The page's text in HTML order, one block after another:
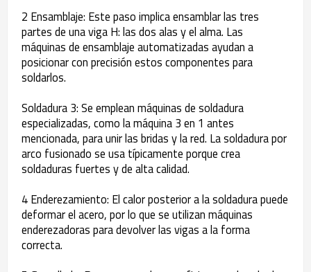
2 Ensamblaje: Este paso implica ensamblar las tres
partes de una viga H: las dos alas y el alma. Las
máquinas de ensamblaje automatizadas ayudan a
posicionar con precisión estos componentes para
soldarlos.
Soldadura 3: Se emplean máquinas de soldadura
especializadas, como la máquina 3 en 1 antes
mencionada, para unir las bridas y la red. La soldadura por
arco fusionado se usa típicamente porque crea
soldaduras fuertes y de alta calidad.
4 Enderezamiento: El calor posterior a la soldadura puede
deformar el acero, por lo que se utilizan máquinas
enderezadoras para devolver las vigas a la forma
correcta.